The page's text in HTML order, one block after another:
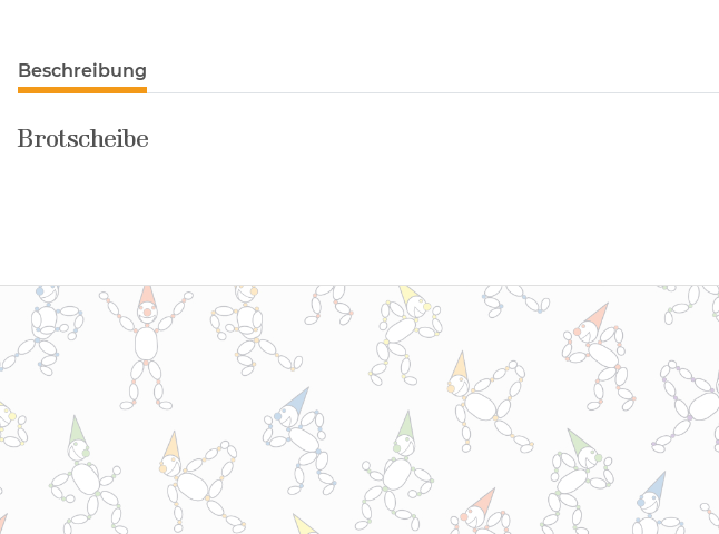
Beschreibung
Brotscheibe